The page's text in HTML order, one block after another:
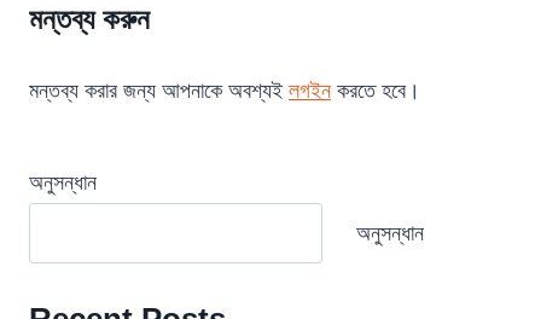
মন্তব্য করুন
মন্তব্য করার জন্য আপনাকে অবশ্যই লগইন করতে হবে।
অনুসন্ধান
অনুসন্ধান